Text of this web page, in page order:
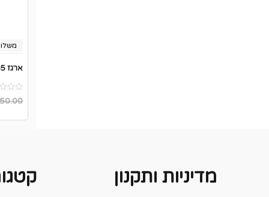
ארגז 55 ליטר דמוי אלומיניום שחור/כסוף
מדיניות ותקנון